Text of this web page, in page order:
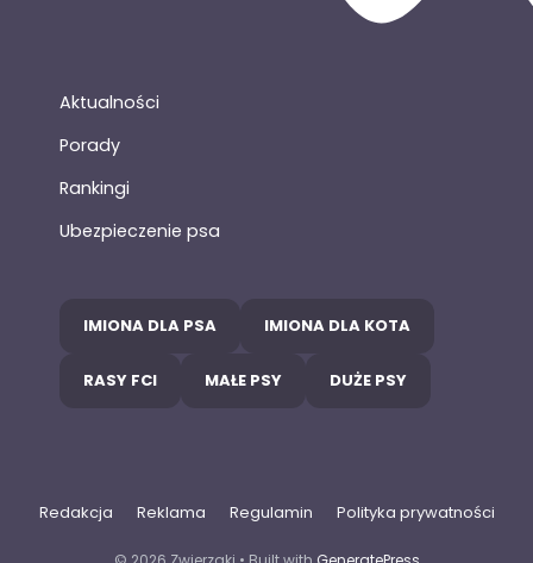
Aktualności
Porady
Rankingi
Ubezpieczenie psa
IMIONA DLA PSA IMIONA DLA KOTA
RASY FCI MAŁE PSY DUŻE PSY
Redakcja Reklama Regulamin Polityka prywatności